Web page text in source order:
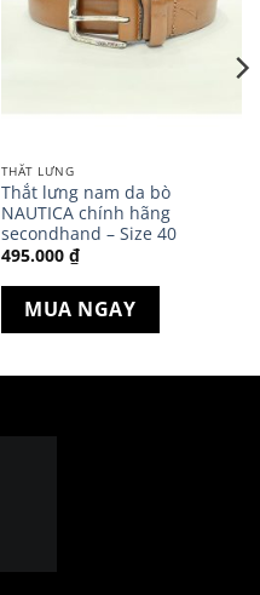
THẮT LƯNG
Thắt lưng nam da bò
NAUTICA chính hãng
secondhand – Size 40
495.000 ₫
MUA NGAY